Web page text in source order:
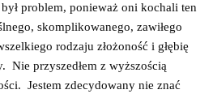
problem, ponieważ oni kochali ten
skomplikowanego, zawiłego
rodzaju złożoność i głębię
Nie przyszedłem z wyższością
Jestem zdecydowany nie znać